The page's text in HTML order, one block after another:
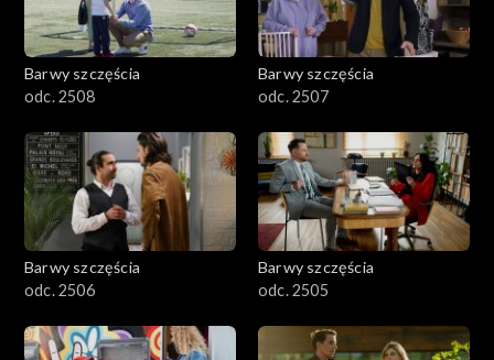
Barwy szczęścia
odc. 2508
Barwy szczęścia
odc. 2507
Barwy szczęścia
odc. 2506
Barwy szczęścia
odc. 2505